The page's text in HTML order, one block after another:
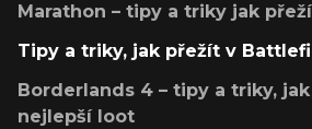
Marathon – tipy a triky jak
Tipy a triky, jak přežít v
Borderlands 4 – tipy a triky,
nejlepší loot